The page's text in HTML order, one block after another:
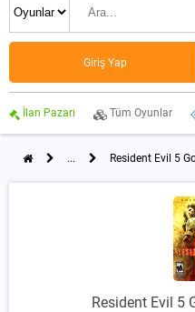
Giriş Yap
İlan Pazarı Tüm Oyunlar
... Resident Evil 5
Resident Evil 5